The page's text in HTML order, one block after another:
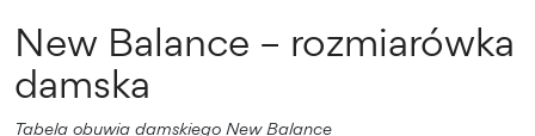
New Balance – rozmiarówka
damska
Tabela obuwia damskiego New Balance